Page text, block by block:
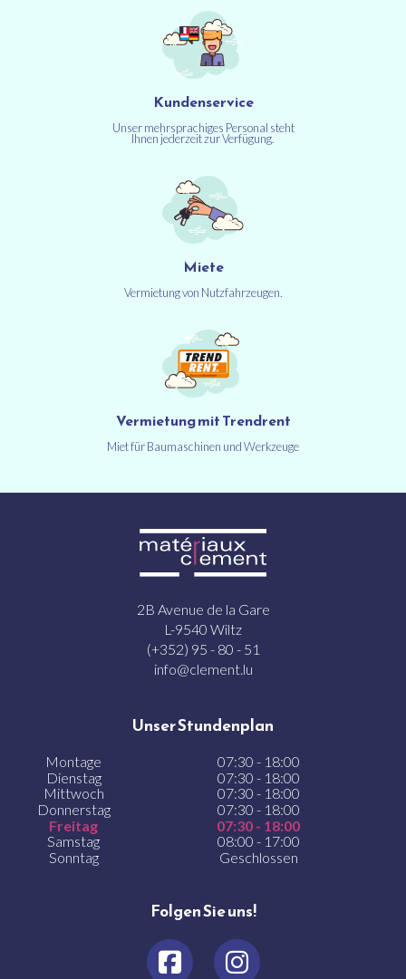
Kundenservice
Unser mehrsprachiges Personal steht
Ihnen jederzeit zur Verfügung.
Miete
Vermietung von Nutzfahrzeugen.
Vermietung mit Trendrent
Miet für Baumaschinen und Werkzeuge
2B Avenue de la Gare
L-9540 Wiltz
(+352) 95 - 80 - 51
info@clement.lu
Unser Stundenplan
Montage
07:30 - 18:00
Dienstag
07:30 - 18:00
Mittwoch
07:30 - 18:00
Donnerstag
07:30 - 18:00
Freitag
07:30 - 18:00
Samstag
08:00 - 17:00
Sonntag
Geschlossen
Folgen Sie uns!